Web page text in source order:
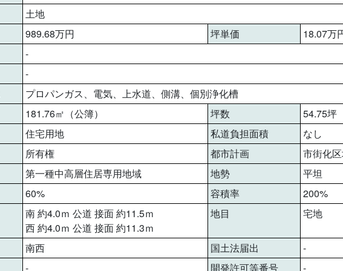
土地
989.68万円 坪単価
18.07万
-
-
プロパンガス、電気、上水道、側溝、個別浄化槽
181.76㎡（公簿） 坪数
54.75坪
住宅用地 私道負担面積
なし
所有権 都市計画
市街化
第一種中高層住居専用地域 地勢
平坦
60% 容積率
200%
南 約4.0ｍ 公道 接面 約11.5ｍ
西 約4.0ｍ 公道 接面 約11.3ｍ
地目 宅地
南西 国土法届出
-
- 開発許可等番号 -